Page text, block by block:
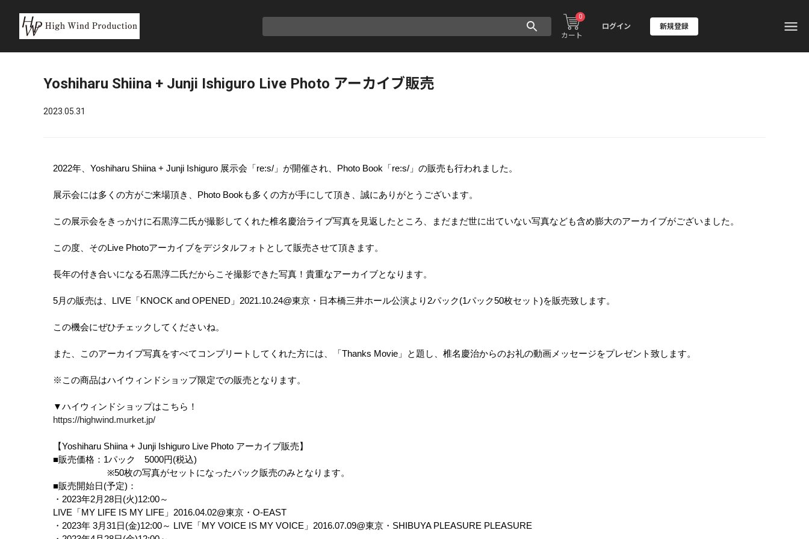
カート
0
ログイン 新規登録
Yoshiharu Shiina + Junji Ishiguro Live Photo アーカイブ販売
2023.05.31
2022年、 Yoshiharu Shiina + Junji Ishiguro 展示会「 re:s/ 」が開催され、 Photo Book 「 re:s/ 」の販売も行われました。
展示会には多くの方がご来場頂き、 Photo Bookも多くの方が手にして頂き、誠にありがとうございます。
この展示会をきっかけに石黒淳二氏が撮影してくれた椎名慶治ライブ写真を見返したところ、まだまだ世に出ていない写真なども含め膨大のアーカイブがございました。
この度、そのLive Photoアーカイブをデジタルフォトとして販売させて頂きます。
長年の付き合いになる石黒淳二氏だからこそ撮影できた写真！貴重なアーカイブとなります。
5月の販売は、 LIVE 「 KNOCK and OPENED 」 2021.10.24@東京・日本橋三井ホール公演より 2パック(1パック50枚セット)を販売致します。
この機会にぜひチェックしてくださいね。
また、このアーカイブ写真をすべてコンプリートしてくれた方には、「 Thanks Movie 」と題し、 椎名慶治からのお礼の動画メッセージをプレゼント致します。
※この商品はハイウィンドショップ限定での販売となります。
▼ハイウィンドショップはこちら！
https://highwind.murket.jp/
【Yoshiharu Shiina + Junji Ishiguro Live Photo アーカイブ販売 】
■販売価格： 1パック 5000円(税込)
※50枚の写真がセットになったパック販売のみとなります。
■販売開始日 (予定) ：
・ 2023年2月 28日 (火)12:00～
LIVE 「 MY LIFE IS MY LIFE 」 2016.04.02@東京・ O-EAST
・ 2023年 3月 31 日 (金)12:00～ LIVE 「 MY VOICE IS MY VOICE 」 2016.07.09@東京・ SHIBUYA PLEASURE PLEASURE